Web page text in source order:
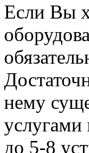
Если Вы
нему
до 5-8